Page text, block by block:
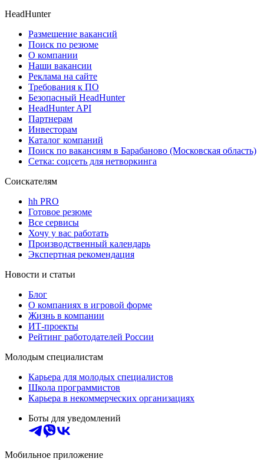
HeadHunter
Размещение вакансий
Поиск по резюме
О компании
Наши вакансии
Реклама на сайте
Требования к ПО
Безопасный HeadHunter
HeadHunter API
Партнерам
Инвесторам
Каталог компаний
Поиск по вакансиям в Барабаново (Московская область)
Сетка: соцсеть для нетворкинга
Соискателям
hh PRO
Готовое резюме
Все сервисы
Хочу у вас работать
Производственный календарь
Экспертная рекомендация
Новости и статьи
Блог
О компаниях в игровой форме
Жизнь в компании
ИТ-проекты
Рейтинг работодателей России
Молодым специалистам
Карьера для молодых специалистов
Школа программистов
Карьера в некоммерческих организациях
Боты для уведомлений
Мобильное приложение